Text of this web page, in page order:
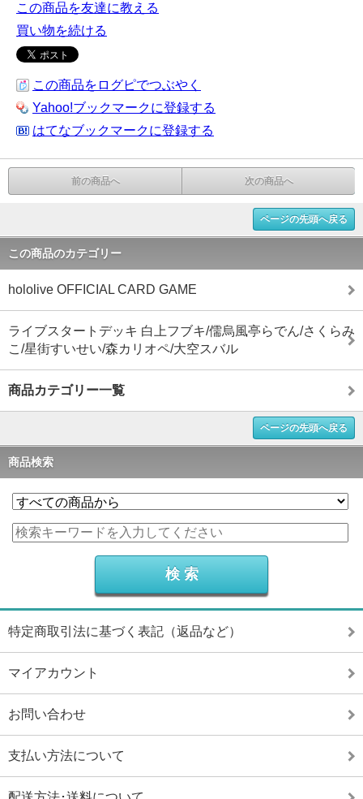
この商品を友達に教える
買い物を続ける
この商品をログピでつぶやく
Yahoo!ブックマークに登録する
はてなブックマークに登録する
前の商品へ 次の商品へ
ページの先頭へ戻る
この商品のカテゴリー
hololive OFFICIAL CARD GAME
ライブスタートデッキ 白上フブキ/儒烏風亭らでん/さくらみ
こ/星街すいせい/森カリオペ/大空スバル
商品カテゴリー一覧
ページの先頭へ戻る
商品検索
特定商取引法に基づく表記（返品など）
マイアカウント
お問い合わせ
支払い方法について